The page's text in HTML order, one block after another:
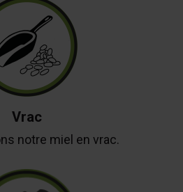
Vrac
notre miel en vrac.